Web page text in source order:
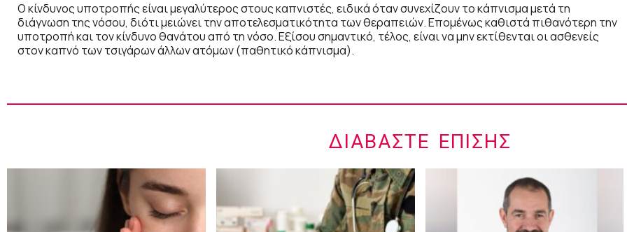
Ο κίνδυνος υποτροπής είναι μεγαλύτερος στους καπνιστές, ειδικά όταν συνεχίζουν το κάπνισμα μετά τη
διάγνωση της νόσου, διότι μειώνει την αποτελεσματικότητα των θεραπειών. Επομένως καθιστά πιθανότερη την
υποτροπή και τον κίνδυνο θανάτου από τη νόσο. Εξίσου σημαντικό, τέλος, είναι να μην εκτίθενται οι ασθενείς
στον καπνό των τσιγάρων άλλων ατόμων (παθητικό κάπνισμα).
ΔΙΑΒΆΣΤΕ ΕΠΊΣΗΣ